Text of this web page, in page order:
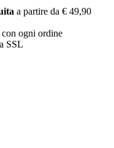
a partire da € 49,90
con ogni ordine
SSL